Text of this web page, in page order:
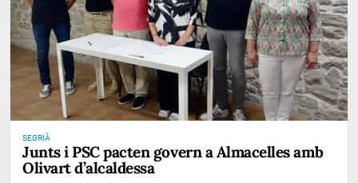
SEGRIÀ
Junts i PSC pacten govern a Almacelles amb
Olivart d’alcaldessa